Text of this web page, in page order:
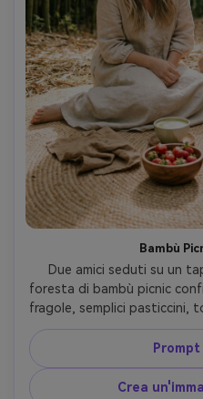
Bambù
Due amici seduti su un
foresta di bambù picnic
fragole, semplici pasticcini,
il sole che filtra
morbidi, scattato su Canon
stile di vita,
fotorealistico di
Crea